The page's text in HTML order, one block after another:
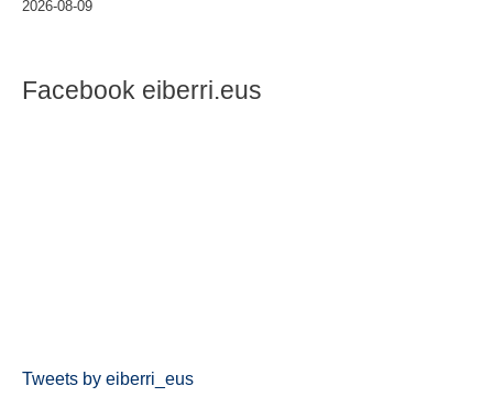
2026-08-09
Facebook eiberri.eus
Tweets by eiberri_eus